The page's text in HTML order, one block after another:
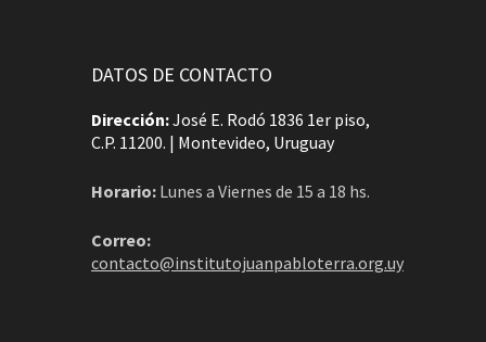
DATOS DE CONTACTO
Dirección:José E. Rodó 1836 1er piso,
C.P. 11200. | Montevideo, Uruguay
Horario: Lunes a Viernes de 15 a 18 hs.
Correo:
contacto@institutojuanpabloterra.org.uy